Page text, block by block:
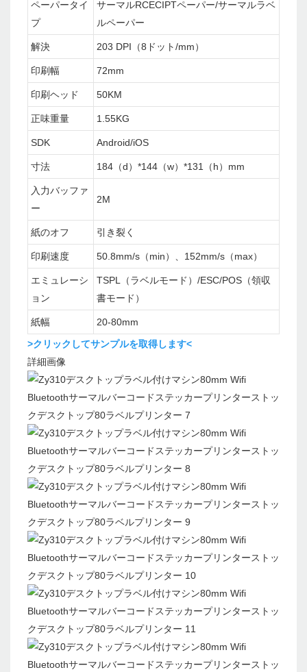
ペーパータイ
プ
サーマルRCECIPTペーパー/サーマルラベ
ルペーパー
解決 203 DPI（8ドット/mm）
印刷幅 72mm
印刷ヘッド 50KM
正味重量 1.55KG
SDK Android/iOS
寸法 184（d）*144（w）*131（h）mm
入力バッファ
ー
2M
紙のオフ 引き裂く
印刷速度 50.8mm/s（min）、152mm/s（max）
エミュレーシ
ョン
TSPL（ラベルモード）/ESC/POS（領収
書モード）
紙幅
20-80mm
>クリックしてサンプルを取得します<
詳細画像